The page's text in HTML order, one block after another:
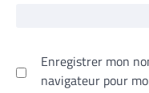
Enregistrer mon
navigateur pour